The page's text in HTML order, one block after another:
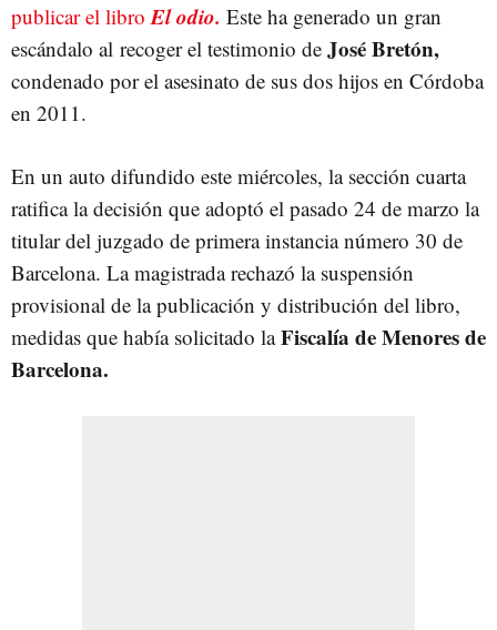
publicar el libroEl odio. Este ha generado un gran
escándalo al recoger el testimonio de José Bretón,
condenado por el asesinato de sus dos hijos en Córdoba
en 2011.
En un auto difundido este miércoles, la sección cuarta
ratifica la decisión que adoptó el pasado 24 de marzo la
titular del juzgado de primera instancia número 30 de
Barcelona. La magistrada rechazó la suspensión
provisional de la publicación y distribución del libro,
medidas que había solicitado laFiscalía de Menores de
Barcelona.